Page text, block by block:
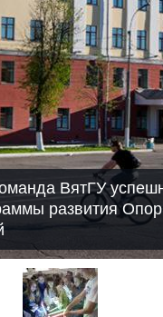
ВятГУ
развития